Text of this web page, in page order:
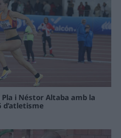
i Néstor Altaba amb la
d’atletisme